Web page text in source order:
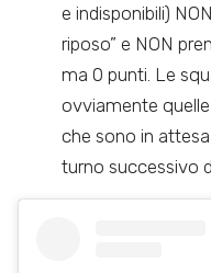
e indisponibili)
riposo” e NON
ma 0 punti. Le
ovviamente
che sono in
turno successivo